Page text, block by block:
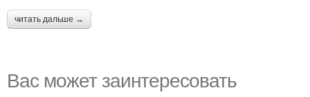
читать дальше →
Вас может заинтересовать